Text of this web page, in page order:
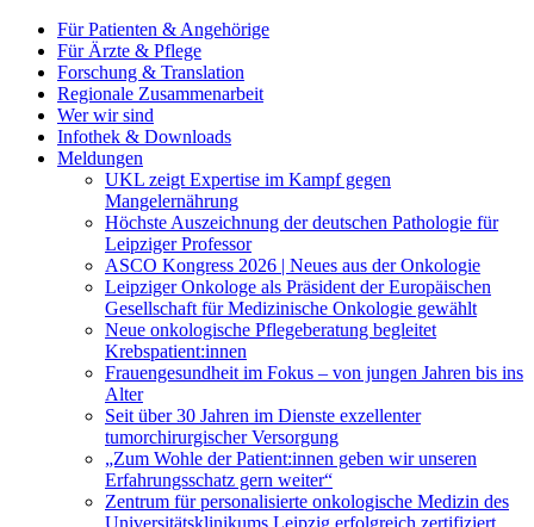
Für Patienten & Angehörige
Für Ärzte & Pflege
Forschung & Translation
Regionale Zusammenarbeit
Wer wir sind
Infothek & Downloads
Meldungen
UKL zeigt Expertise im Kampf gegen
Mangelernährung
Höchste Auszeichnung der deutschen Pathologie für
Leipziger Professor
ASCO Kongress 2026 | Neues aus der Onkologie
Leipziger Onkologe als Präsident der Europäischen
Gesellschaft für Medizinische Onkologie gewählt
Neue onkologische Pflegeberatung begleitet
Krebspatient:innen
Frauengesundheit im Fokus – von jungen Jahren bis ins
Alter
Seit über 30 Jahren im Dienste exzellenter
tumorchirurgischer Versorgung
„Zum Wohle der Patient:innen geben wir unseren
Erfahrungsschatz gern weiter“
Zentrum für personalisierte onkologische Medizin des
Universitätsklinikums Leipzig erfolgreich zertifiziert